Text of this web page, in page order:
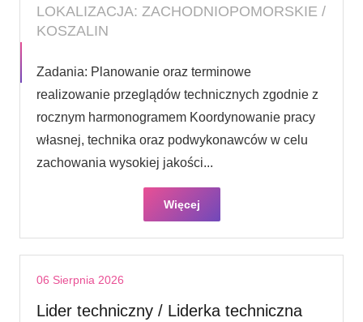
LOKALIZACJA: ZACHODNIOPOMORSKIE /
KOSZALIN
Zadania: Planowanie oraz terminowe
realizowanie przeglądów technicznych zgodnie z
rocznym harmonogramem Koordynowanie pracy
własnej, technika oraz podwykonawców w celu
zachowania wysokiej jakości...
Więcej
06 Sierpnia 2026
Lider techniczny / Liderka techniczna